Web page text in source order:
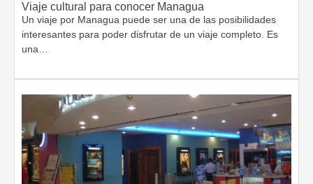
Viaje cultural para conocer Managua
Un viaje por Managua puede ser una de las posibilidades
interesantes para poder disfrutar de un viaje completo. Es
una…